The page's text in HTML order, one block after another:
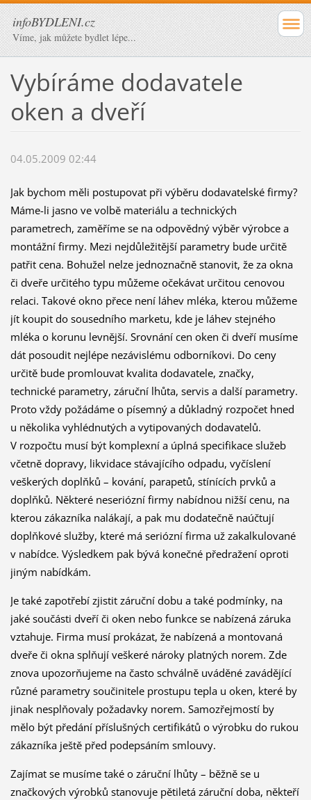
infoBYDLENI.cz
Víme, jak můžete bydlet lépe...
Vybíráme dodavatele
oken a dveří
04.05.2009 02:44
Jak bychom měli postupovat při výběru dodavatelské firmy?
Máme-li jasno ve volbě materiálu a technických
parametrech, zaměříme se na odpovědný výběr výrobce a
montážní firmy. Mezi nejdůležitější parametry bude určitě
patřit cena. Bohužel nelze jednoznačně stanovit, že za okna
či dveře určitého typu můžeme očekávat určitou cenovou
relaci. Takové okno přece není láhev mléka, kterou můžeme
jít koupit do sousedního marketu, kde je láhev stejného
mléka o korunu levnější. Srovnání cen oken či dveří musíme
dát posoudit nejlépe nezávislému odborníkovi. Do ceny
určitě bude promlouvat kvalita dodavatele, značky,
technické parametry, záruční lhůta, servis a další parametry.
Proto vždy požádáme o písemný a důkladný rozpočet hned
u několika vyhlédnutých a vytipovaných dodavatelů.
V rozpočtu musí být komplexní a úplná specifikace služeb
včetně dopravy, likvidace stávajícího odpadu, vyčíslení
veškerých doplňků – kování, parapetů, stínících prvků a
doplňků. Některé neseriózní firmy nabídnou nižší cenu, na
kterou zákazníka nalákají, a pak mu dodatečně naúčtují
doplňkové služby, které má seriózní firma už zakalkulované
v nabídce. Výsledkem pak bývá konečné předražení oproti
jiným nabídkám.
Je také zapotřebí zjistit záruční dobu a také podmínky, na
jaké součásti dveří či oken nebo funkce se nabízená záruka
vztahuje. Firma musí prokázat, že nabízená a montovaná
dveře či okna splňují veškeré nároky platných norem. Zde
znova upozorňujeme na často schválně uváděné zavádějící
různé parametry součinitele prostupu tepla u oken, které by
jinak nesplňovaly požadavky norem. Samozřejmostí by
mělo být předání příslušných certifikátů o výrobku do rukou
zákazníka ještě před podepsáním smlouvy.
Zajímat se musíme také o záruční lhůty – běžně se u
značkových výrobků stanovuje pětiletá záruční doba, někteří